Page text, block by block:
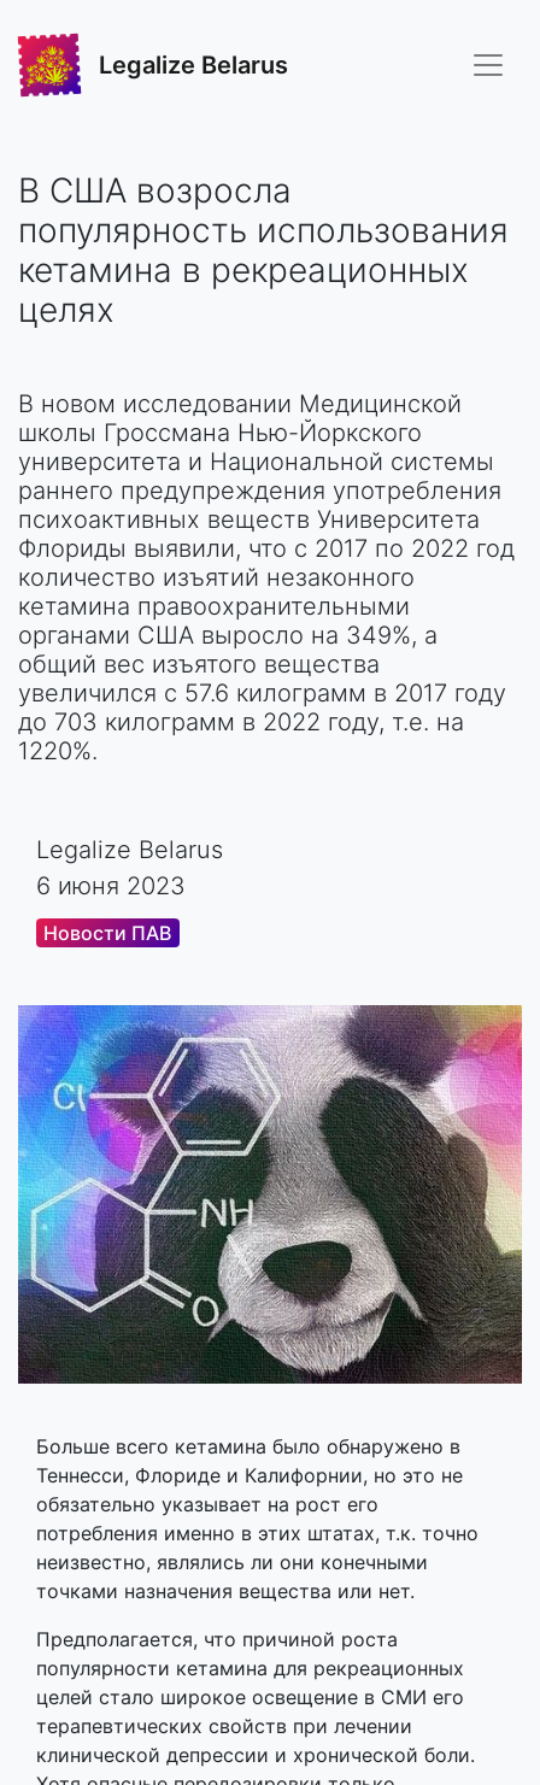
Legalize Belarus
В США возросла
популярность использования
кетамина в рекреационных
целях
В новом исследовании Медицинской
школы Гроссмана Нью-Йоркского
университета и Национальной системы
раннего предупреждения употребления
психоактивных веществ Университета
Флориды выявили, что с 2017 по 2022 год
количество изъятий незаконного
кетамина правоохранительными
органами США выросло на 349%, а
общий вес изъятого вещества
увеличился с 57.6 килограмм в 2017 году
до 703 килограмм в 2022 году, т.е. на
1220%.
Legalize Belarus
6 июня 2023
Новости ПАВ
Больше всего кетамина было обнаружено в
Теннесси, Флориде и Калифорнии, но это не
обязательно указывает на рост его
потребления именно в этих штатах, т.к. точно
неизвестно, являлись ли они конечными
точками назначения вещества или нет.
Предполагается, что причиной роста
популярности кетамина для рекреационных
целей стало широкое освещение в СМИ его
терапевтических свойств при лечении
клинической депрессии и хронической боли.